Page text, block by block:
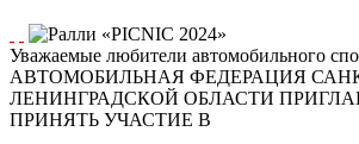
Уважаемые любители автомобильного
АВТОМОБИЛЬНАЯ ФЕДЕРАЦИЯ
ЛЕНИНГРАДСКОЙ ОБЛАСТИ
ПРИНЯТЬ УЧАСТИЕ В